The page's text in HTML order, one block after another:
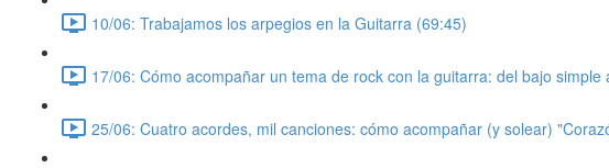
10/06: Trabajamos los arpegios en la Guitarra (69:45)
17/06: Cómo acompañar un tema de rock con la guitarra: del bajo
25/06: Cuatro acordes, mil canciones: cómo acompañar (y solear)